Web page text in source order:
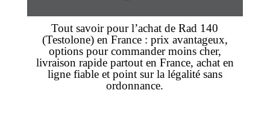
Tout savoir pour l’achat de Rad 140
(Testolone) en France : prix avantageux,
options pour commandermoins cher,
livraison rapidepartout en France, achat en
lignefiable et point sur la légalité sans
ordonnance.